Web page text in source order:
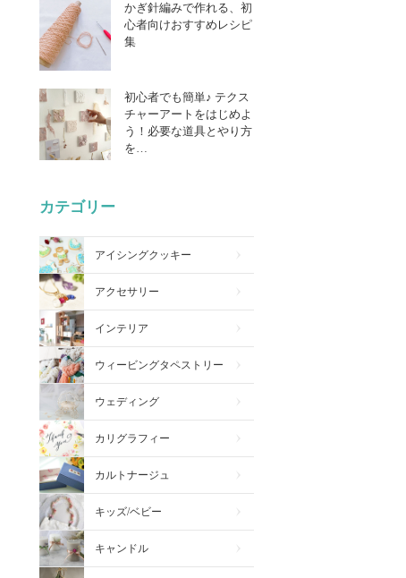
かぎ針編みで作れる、初
心者向けおすすめレシピ
集
初心者でも簡単♪ テクス
チャーアートをはじめよ
う！必要な道具とやり方
を…
カテゴリー
アイシングクッキー
アクセサリー
インテリア
ウィービングタペストリー
ウェディング
カリグラフィー
カルトナージュ
キッズ/ベビー
キャンドル